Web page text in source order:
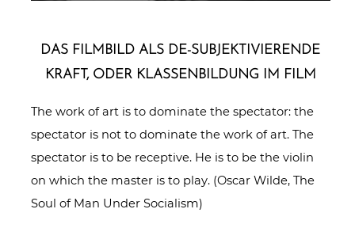
DAS FILMBILD ALS DE-SUB­JEK­TI­VIE­REN­DE
KRAFT, ODER KLAS­SEN­BIL­DUNG IM FILM
The work of art is to dominate the spectator: the
spectator is not to dominate the work of art. The
spectator is to be receptive. He is to be the violin
on which the master is to play. (Oscar Wilde, The
Soul of Man Under Socialism)